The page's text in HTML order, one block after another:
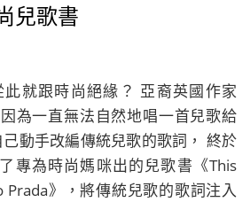
兒歌書
就跟時尚絕緣？ 亞裔英國作家
為一直無法自然地唱一首兒歌給
動手改編傳統兒歌的歌詞， 終於
專為時尚媽咪出的兒歌書《This
Prada》，將傳統兒歌的歌詞注入